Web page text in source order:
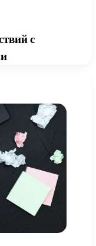
с